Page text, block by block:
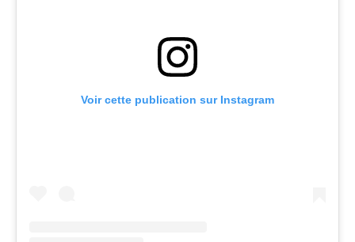
Voir cette publication sur Instagram